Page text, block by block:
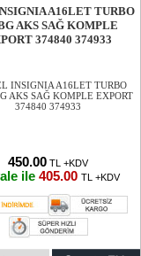
A16LET TURBO
AKS SAĞ KOMPLE
374840 374933
450.00 TL +KDV
ile 405.00 TL +KDV